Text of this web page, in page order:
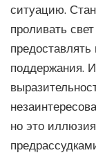
ситуацию.
проливать
поддержания.
но это